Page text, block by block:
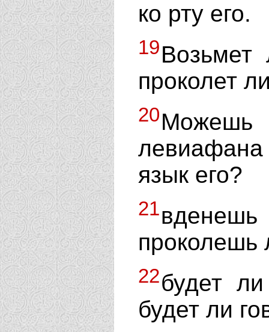
ко рту его.
19Возьмет
проколет
20
язык его?
21
проколешь
22будет
будет ли